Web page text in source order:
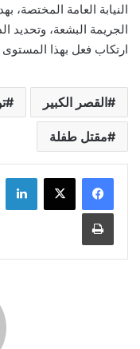
النيابة العامة
الجريمة البشعة، وتحديد
ارتكاب فعل بهذا
القصر الكبير
مقتل طفلة
طباعة